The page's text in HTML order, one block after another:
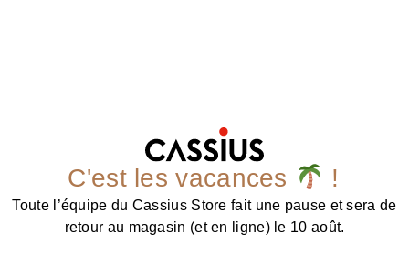
C'est les vacances !
Toute l’équipe du Cassius Store fait une pause et sera de
retour au magasin (et en ligne) le 10 août.